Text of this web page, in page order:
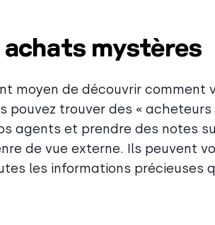
achats mystères
moyen de découvrir comment
pouvez trouver des «
agents et prendre des notes
de vue externe. Ils peuvent
les informations précieuses